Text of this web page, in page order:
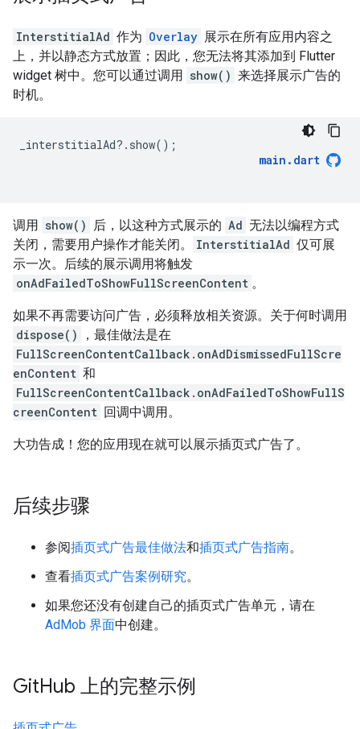
InterstitialAd 作为 Overlay 展示在所有应用内容之
上，并以静态方式放置；因此，您无法将其添加到 Flutter
widget 树中。您可以通过调用 show() 来选择展示广告的
时机。
_interstitialAd? . show();
main . dart
调用 show() 后，以这种方式展示的 Ad 无法以编程方式
关闭，需要用户操作才能关闭。
InterstitialAd 仅可展
示一次。后续的展示调用将触发
onAdFailedToShowFullScreenContent 。
如果不再需要访问广告，必须释放相关资源。关于何时调用
dispose()
，最佳做法是在
FullScreenContentCallback.onAdDismissedFullScre
enContent 和
FullScreenContentCallback.onAdFailedToShowFullS
creenContent 回调中调用。
大功告成！您的应用现在就可以展示插页式广告了。
后续步骤
参阅插页式广告最佳做法和插页式广告指南。
查看插页式广告案例研究。
如果您还没有创建自己的插页式广告单元，请在
AdMob 界面中创建。
GitHub 上的完整示例